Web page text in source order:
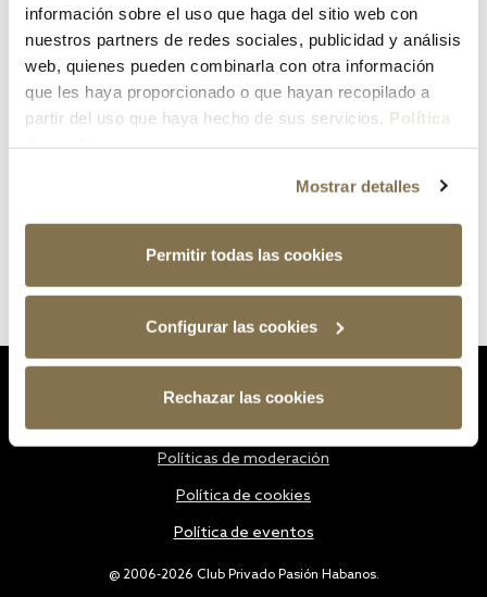
información sobre el uso que haga del sitio web con
nuestros partners de redes sociales, publicidad y análisis
web, quienes pueden combinarla con otra información
que les haya proporcionado o que hayan recopilado a
partir del uso que haya hecho de sus servicios. Política
Mostrar detalles
Permitir todas las cookies
Configurar las cookies
Rechazar las cookies
¿Has olvidado tu contraseña?
@ 2006-2026 Club Privado Pasión Habanos.
Políticas de moderación
Política de cookies
Política de eventos